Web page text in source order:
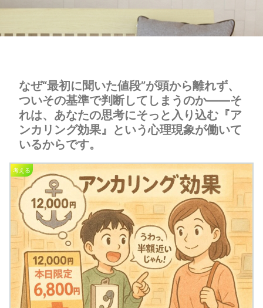
なぜ“最初に聞いた値段”が頭から離れず、
ついその基準で判断してしまうのか――そ
れは、あなたの思考にそっと入り込む『ア
ンカリング効果』という心理現象が働いて
いるからです。
考える